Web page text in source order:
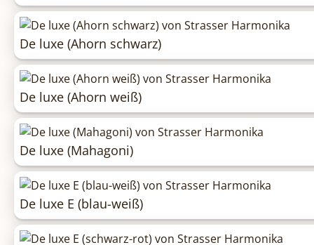
De luxe (Ahorn schwarz)
De luxe (Ahorn weiß)
De luxe (Mahagoni)
De luxe E (blau-weiß)